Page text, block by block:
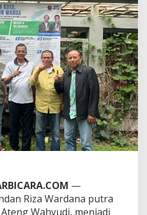
e
—
Riza Wardana putra
Wahyudi, menjadi